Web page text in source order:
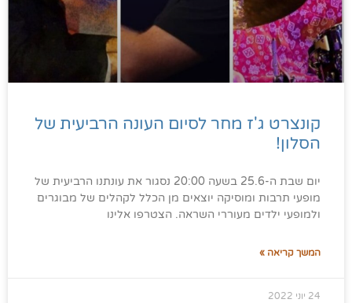
קונצרט ג'ז מחר לסיום העונה הרביעית של
הסלון!
יום שבת ה-25.6 בשעה 20:00 נסגור את עונתנו הרביעית של
מופעי תרבות ומוסיקה יוצאים מן הכלל לקהלים של מבוגרים
ולמופעי ילדים מעוררי השראה. הצטרפו אלינו
המשך קריאה »
24 יוני 2022